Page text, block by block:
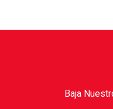
Baja